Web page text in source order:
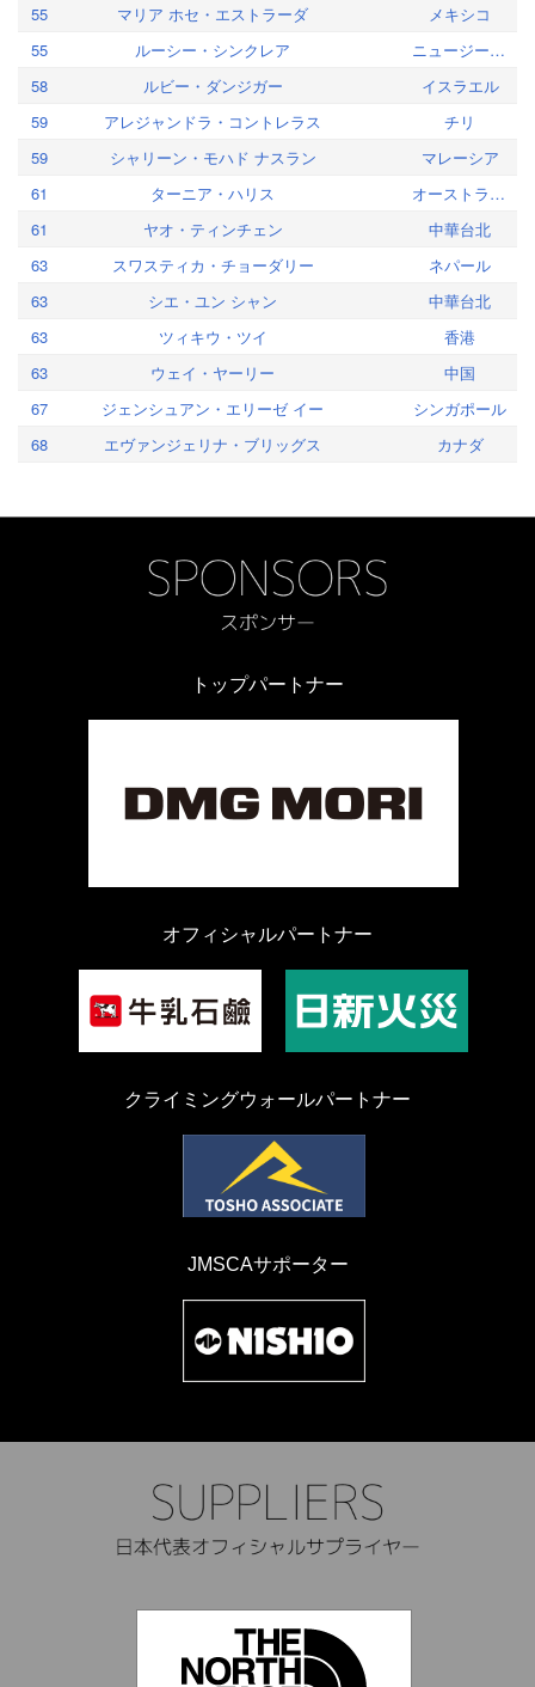
55
マリア ホセ・エストラーダ
メキシコ
55
ルーシー・シンクレア
ニュージーランド
58
ルビー・ダンジガー
イスラエル
59
アレジャンドラ・コントレラス
チリ
59
シャリーン・モハド ナスラン
マレーシア
61
ターニア・ハリス
オーストラリア
61
ヤオ・ティンチェン
中華台北
63
スワスティカ・チョーダリー
ネパール
63
シエ・ユン シャン
中華台北
63
ツィキウ・ツイ
香港
63
ウェイ・ヤーリー
中国
67
ジェンシュアン・エリーゼ イー
シンガポール
68
エヴァンジェリナ・ブリッグス カナダ
トップパートナー
オフィシャルパートナー
クライミングウォールパートナー
JMSCAサポーター